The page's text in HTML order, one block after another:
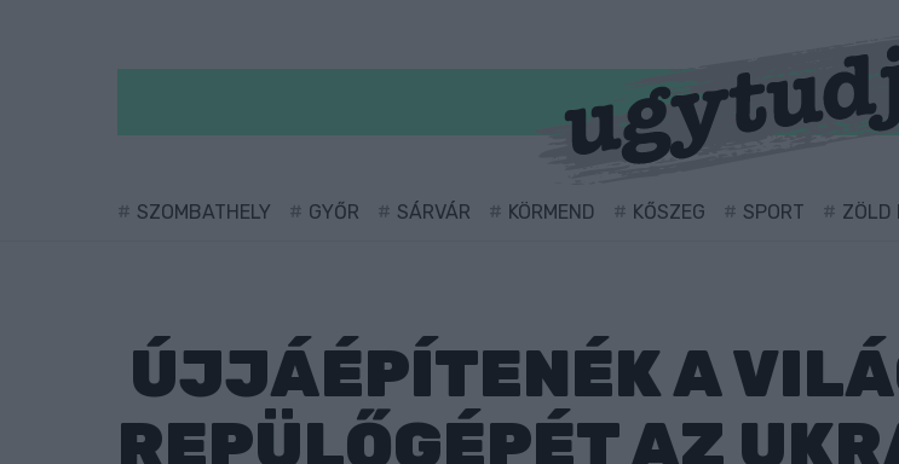
SZOMBATHELY GYŐR SÁRVÁR KÖRMEND KŐSZEG SPORT ZÖLD
ÚJJÁÉPÍTENÉK A
REPÜLŐGÉPÉT AZ